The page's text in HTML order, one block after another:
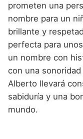
prometen una
nombre para un
brillante y
perfecta para
un nombre con
con una
Alberto llevará
sabiduría y una
mundo.